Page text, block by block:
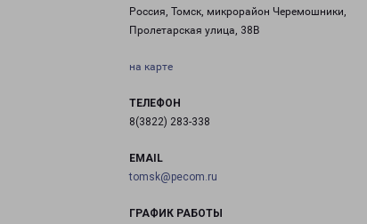
Россия, Томск, микрорайон Черемошники,
Пролетарская улица, 38В
на карте
ТЕЛЕФОН
8(3822) 283-338
EMAIL
tomsk@pecom.ru
ГРАФИК РАБОТЫ